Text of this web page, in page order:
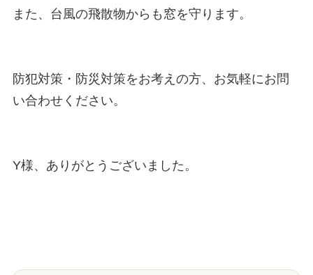
また、台風の飛散物からも窓を守ります。
防犯対策・防災対策をお考えの方、お気軽にお問
い合わせください。
Y様、ありがとうございました。